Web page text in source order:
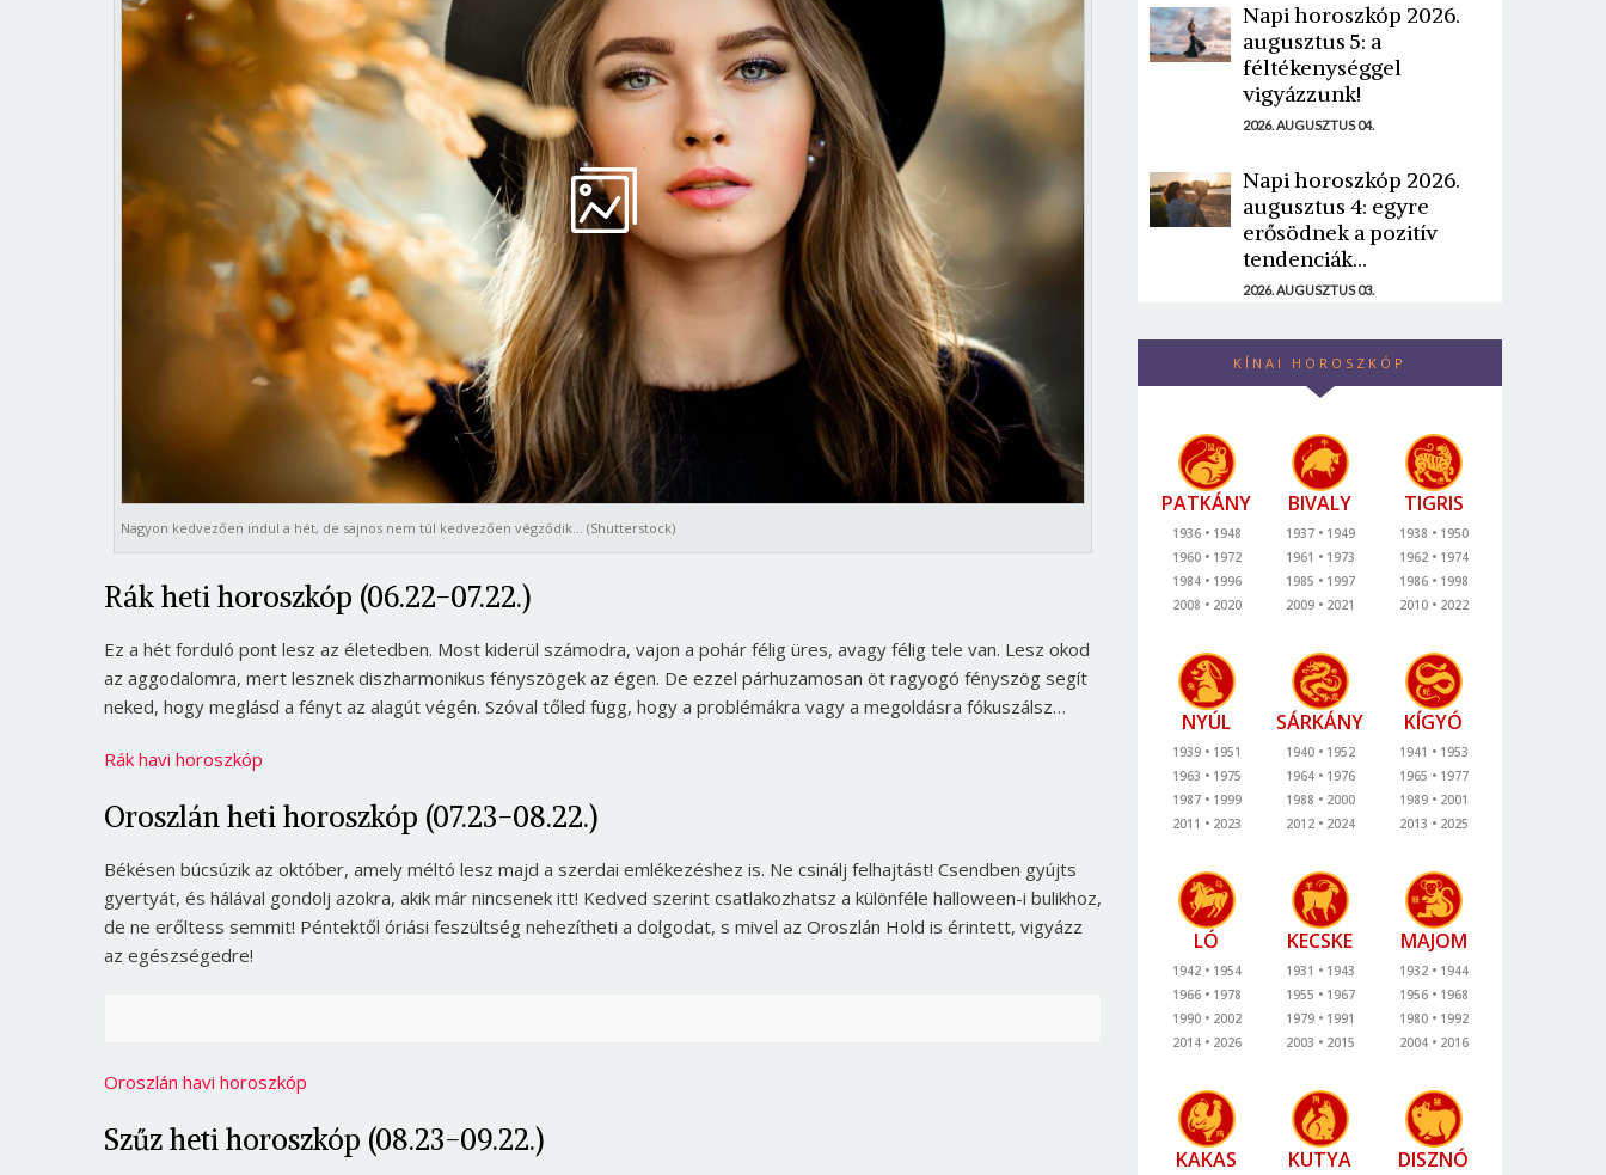
Nagyon kedvezően indul a hét, de sajnos nem túl kedvezően végződik… (Shutterstock)
Rák heti horoszkóp (06.22-07.22.)
Ez a hét forduló pont lesz az életedben. Most kiderül számodra, vajon a pohár félig üres, avagy félig tele van. Lesz okod
az aggodalomra, mert lesznek diszharmonikus fényszögek az égen. De ezzel párhuzamosan öt ragyogó fényszög segít
neked, hogy meglásd a fényt az alagút végén. Szóval tőled függ, hogy a problémákra vagy a megoldásra fókuszálsz…
Rák havi horoszkóp
Oroszlán heti horoszkóp (07.23-08.22.)
Békésen búcsúzik az október, amely méltó lesz majd a szerdai emlékezéshez is. Ne csinálj felhajtást! Csendben gyújts
gyertyát, és hálával gondolj azokra, akik már nincsenek itt! Kedved szerint csatlakozhatsz a különféle halloween-i bulikhoz,
de ne erőltess semmit! Péntektől óriási feszültség nehezítheti a dolgodat, s mivel az Oroszlán Hold is érintett, vigyázz
az egészségedre!
Oroszlán havi horoszkóp
Szűz heti horoszkóp (08.23-09.22.)
Napi horoszkóp 2026.
augusztus 5: a
féltékenységgel
vigyázzunk!
2026. AUGUSZTUS 04.
Napi horoszkóp 2026.
augusztus 4: egyre
erősödnek a pozitív
tendenciák...
2026. AUGUSZTUS 03.
KÍNAI HOROSZKÓP
PATKÁNY
1936
1948
1960
1972
1984
1996
2008
2020
BIVALY
1937
1949
1961
1973
1985
1997
2009
2021
TIGRIS
1938
1950
1962
1974
1986
1998
2010
2022
NYÚL
1939
1951
1963
1975
1987
1999
2011
2023
SÁRKÁNY
1940
1952
1964
1976
1988
2000
2012
2024
KÍGYÓ
1941
1953
1965
1977
1989
2001
2013
2025
LÓ
1942
1954
1966
1978
1990
2002
2014
2026
KECSKE
1931
1943
1955
1967
1979
1991
2003
2015
MAJOM
1932
1944
1956
1968
1980
1992
2004
2016
KAKAS KUTYA DISZNÓ